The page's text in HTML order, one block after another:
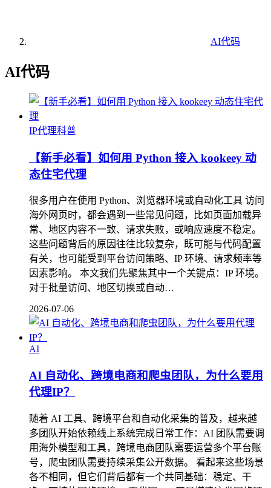
AI代码
AI代码
IP代理科普
【新手必看】如何用 Python 接入 kookeey 动
态住宅代理
很多用户在使用 Python、浏览器环境或自动化工具 访问
海外网页时，都会遇到一些常见问题，比如页面加载异
常、地区内容不一致、请求失败，或响应速度不稳定。
这些问题背后的原因往往比较复杂，既可能与代码配置
有关，也可能受到平台访问策略、IP 环境、请求频率等
因素影响。 本文我们先聚焦其中一个关键点：IP 环境。
对于批量访问、地区切换或自动…
2026-07-06
AI
AI 自动化、跨境电商和爬虫团队，为什么要用
代理IP？
随着 AI 工具、跨境平台和自动化采集的普及，越来越
多团队开始依赖线上系统完成日常工作：AI 团队需要调
用海外模型和工具，跨境电商团队需要运营多个平台账
号，爬虫团队需要持续采集公开数据。 看起来这些场景
各不相同，但它们背后都有一个共同基础：稳定、干